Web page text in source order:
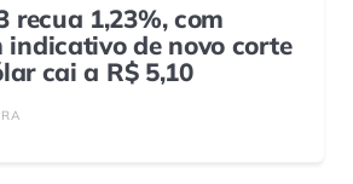
recua 1,23%, com
indicativo de novo corte
cai a R$ 5,10